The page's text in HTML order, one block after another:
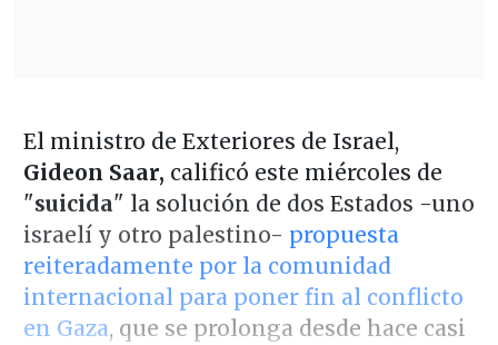
El ministro de Exteriores de Israel,
Gideon Saar, calificó este miércoles de
"suicida" la solución de dos Estados -uno
israelí y otro palestino- propuesta
reiteradamente por la comunidad
internacional para poner fin al conflicto
en Gaza, que se prolonga desde hace casi